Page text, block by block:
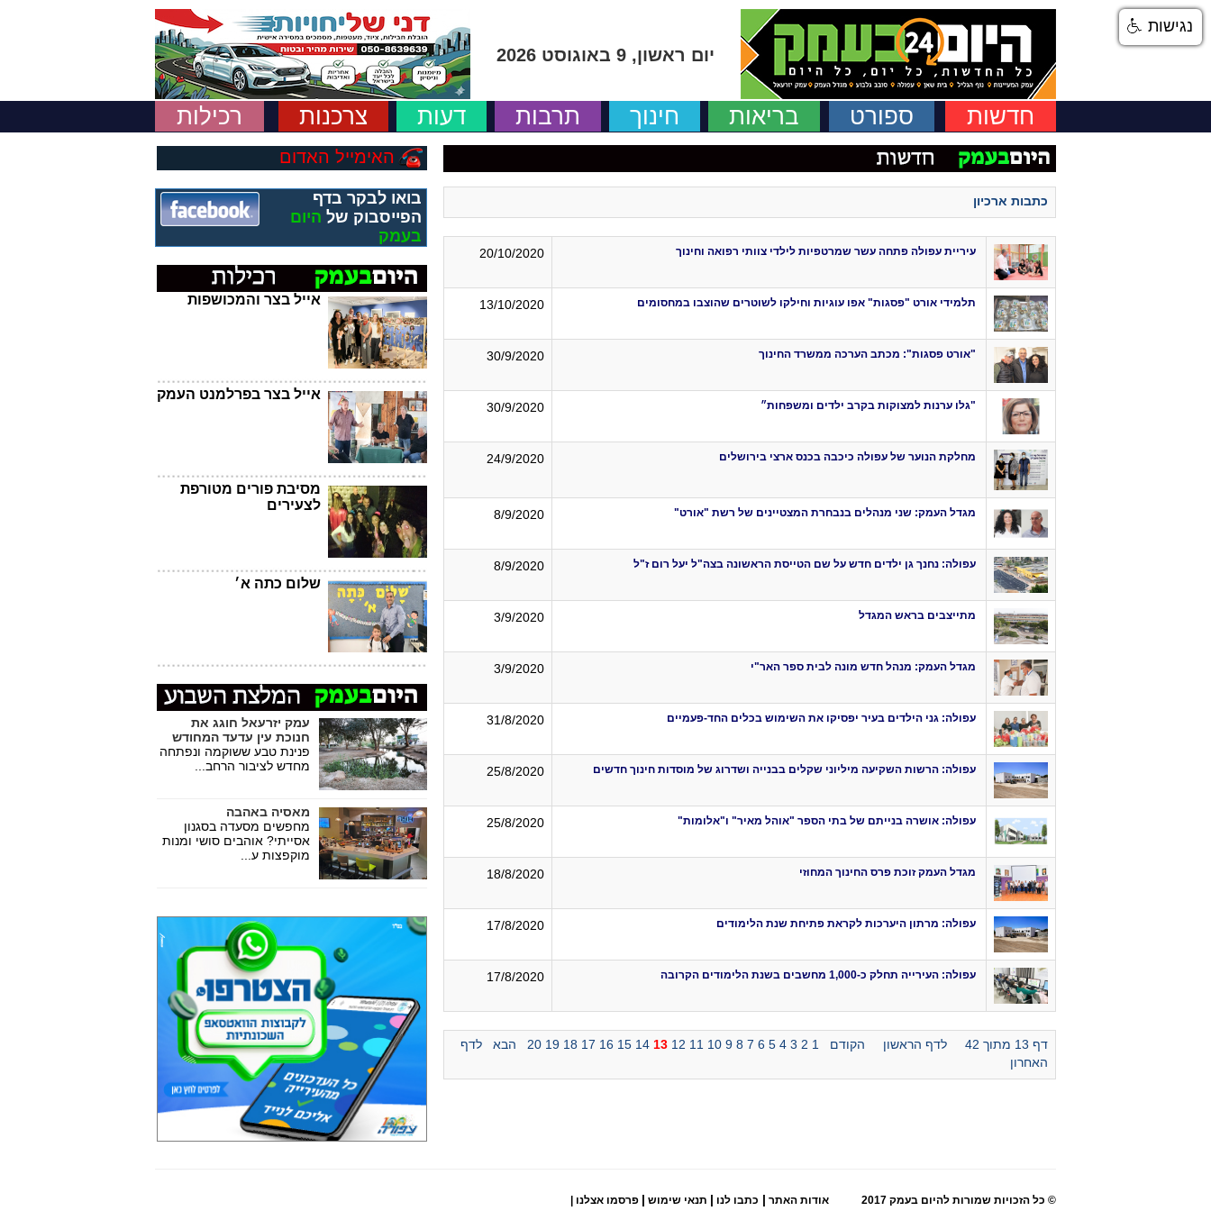
יום ראשון, 9 באוגוסט 2026
חדשות ספורט בריאות חינוך תרבות דעות צרכנות רכילות
כתבות ארכיון
עיריית עפולה פתחה עשר שמרטפיות לילדי צוותי רפואה וחינוך 20/10/2020
תלמידי אורט "פסגות" אפו עוגיות וחילקו לשוטרים שהוצבו במחסומים 13/10/2020
"אורט פסגות": מכתב הערכה ממשרד החינוך 30/9/2020
"גלו ערנות למצוקות בקרב ילדים ומשפחות״ 30/9/2020
מחלקת הנוער של עפולה כיכבה בכנס ארצי בירושלים 24/9/2020
מגדל העמק: שני מנהלים בנבחרת המצטיינים של רשת "אורט" 8/9/2020
עפולה: נחנך גן ילדים חדש על שם הטייסת הראשונה בצה"ל יעל רום ז"ל 8/9/2020
מתייצבים בראש המגדל 3/9/2020
מגדל העמק: מנהל חדש מונה לבית ספר האר"י 3/9/2020
עפולה: גני הילדים בעיר יפסיקו את השימוש בכלים החד-פעמיים 31/8/2020
עפולה: הרשות השקיעה מיליוני שקלים בבנייה ושדרוג של מוסדות חינוך חדשים 25/8/2020
עפולה: אושרה בנייתם של בתי הספר "אוהל מאיר" ו"אלומות" 25/8/2020
מגדל העמק זוכת פרס החינוך המחוזי 18/8/2020
עפולה: מרתון היערכות לקראת פתיחת שנת הלימודים 17/8/2020
עפולה: העירייה תחלק כ-1,000 מחשבים בשנת הלימודים הקרובה 17/8/2020
דף 13 מתוך 42 לדף הראשון הקודם 1
2
3
4
5
6
7
8
9
10
11
12
13
14
15
16
17
18
19
20 הבא
לדף
האחרון
האימייל האדום
בואו לבקר בדף
הפייסבוק של היום
בעמק
אייל בצר והמכושפות
אייל בצר בפרלמנט העמק
מסיבת פורים מטורפת
לצעירים
שלום כתה א׳
עמק יזרעאל חוגג את
חנוכת עין עדעד המחודש
פנינת טבע ששוקמה ונפתחה
מחדש לציבור הרחב...
מאסיה באהבה
מחפשים מסעדה בסגנון
אסייתי? אוהבים סושי ומנות
מוקפצות ע...
© כל הזכויות שמורות להיום בעמק 2017 אודות האתר | כתבו לנו | תנאי שימוש | פרסמו אצלנו
נגישות